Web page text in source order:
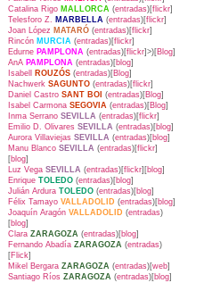
Catalina Rigo MALLORCA (entradas)[flickr]
Telesforo Z. MARBELLA (entradas)[flickr]
Joan López MATARÓ (entradas)[flickr]
Rincón MURCIA (entradas)[flickr]
Edurne PAMPLONA (entradas)[flickr]>)[Blog]
AnA PAMPLONA (entradas)[blog]
Isabell
ROUZÓS (entradas)[Blog]
Nachwerk SAGUNTO (entradas)[flickr]
Daniel Castro SANT BOI (entradas)[Blog]
Isabel Carmona SEGOVIA (entradas)[Blog]
Inma Serrano SEVILLA (entradas)[flickr]
Emilio D. Olivares SEVILLA (entradas)[blog]
Aurora Villaviejas SEVILLA (entradas)[blog]
Manu Blanco SEVILLA (entradas)[flickr]
[blog]
Luz Vega SEVILLA (entradas)[flickr][blog]
Enrique TOLEDO (entradas)[blog]
Julián Ardura TOLEDO (entradas)[blog]
Félix Tamayo VALLADOLID (entradas)[blog]
Joaquín Aragón VALLADOLID (entradas)
[blog]
Clara ZARAGOZA (entradas)[blog]
Fernando Abadía ZARAGOZA (entradas)
[Flick]
Mikel Bergara ZARAGOZA (entradas)[web]
Santiago Ríos ZARAGOZA (entradas)[blog]